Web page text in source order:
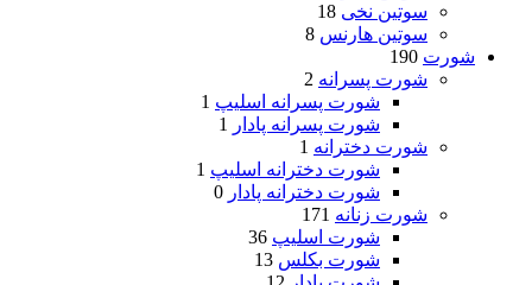
سوتین نخی 18
سوتین هارنس 8
شورت 190
شورت پسرانه 2
شورت پسرانه اسلیپ 1
شورت پسرانه پادار
1
شورت دخترانه 1
شورت دخترانه اسلیپ 1
شورت دخترانه پادار 0
شورت زنانه 171
شورت اسلیپ 36
شورت بکلس 13